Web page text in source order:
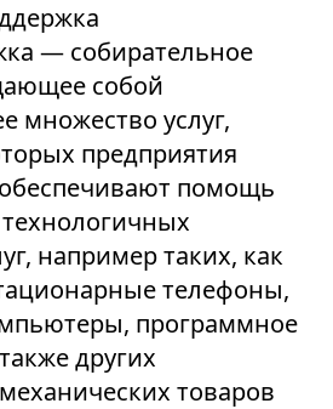
— собирательное
собой
множество услуг,
предприятия
помощь
например таких, как
телефоны,
программное
других
товаров